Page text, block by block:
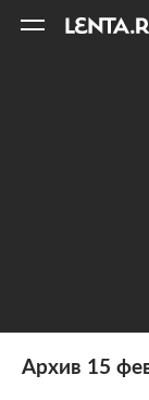
Архив 15